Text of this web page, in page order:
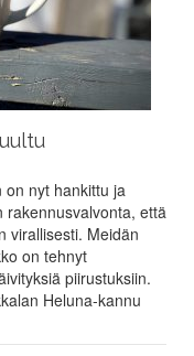
on nyt hankittu ja
rakennusvalvonta, että
virallisesti. Meidän
on tehnyt
piirustuksiin.
Heluna-kannu